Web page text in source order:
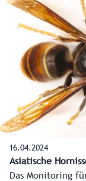
und anderen
und Moderatorin
16.04.2024
Asiatische
Das Monitoring